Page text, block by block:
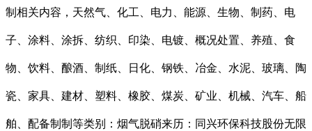
制相关内容，天然气、化工、电力、能源、生物、制药、电
子、涂料、涂拆、纺织、印染、电镀、概况处置、养殖、食
物、饮料、酿酒、制纸、日化、钢铁、冶金、水泥、玻璃、陶
瓷、家具、建材、塑料、橡胶、煤炭、矿业、机械、汽车、船
舶、配备制制等类别：烟气脱硝来历：同兴环保科技股份无限